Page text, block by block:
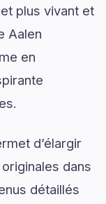
plus vivant et
Aalen
en
d’élargir
dans
détaillés